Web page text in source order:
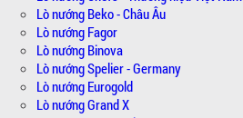
Lò nướng Beko - Châu Âu
Lò nướng Fagor
Lò nướng Binova
Lò nướng Spelier - Germany
Lò nướng Eurogold
Lò nướng Grand X